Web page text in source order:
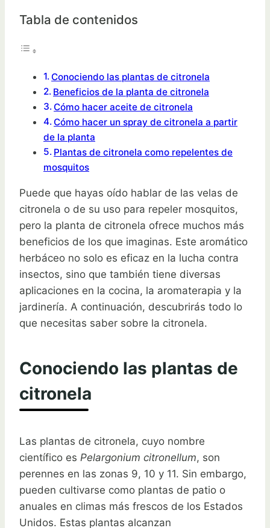
Tabla de contenidos
Conociendo las plantas de citronela
Beneficios de la planta de citronela
Cómo hacer aceite de citronela
Cómo hacer un spray de citronela a partir
de la planta
Plantas de citronela como repelentes de
mosquitos
Puede que hayas oído hablar de las velas de
citronela o de su uso para repeler mosquitos,
pero la planta de citronela ofrece muchos más
beneficios de los que imaginas. Este aromático
herbáceo no solo es eficaz en la lucha contra
insectos, sino que también tiene diversas
aplicaciones en la cocina, la aromaterapia y la
jardinería. A continuación, descubrirás todo lo
que necesitas saber sobre la citronela.
Conociendo las plantas de
citronela
Las plantas de citronela, cuyo nombre
científico es Pelargonium citronellum, son
perennes en las zonas 9, 10 y 11. Sin embargo,
pueden cultivarse como plantas de patio o
anuales en climas más frescos de los Estados
Unidos. Estas plantas alcanzan